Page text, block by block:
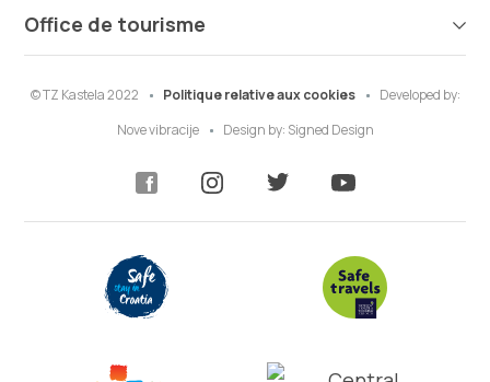
Office de tourisme
© TZ Kastela 2022 Politique relative aux cookies
Developed by:
Nove vibracije
Design by: Signed Design